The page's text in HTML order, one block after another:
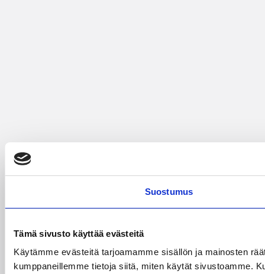
Suostumus
Tämä sivusto käyttää evästeitä
Käytämme evästeitä tarjoamamme sisällön ja mainosten
kumppaneillemme tietoja siitä, miten käytät sivustoamme.